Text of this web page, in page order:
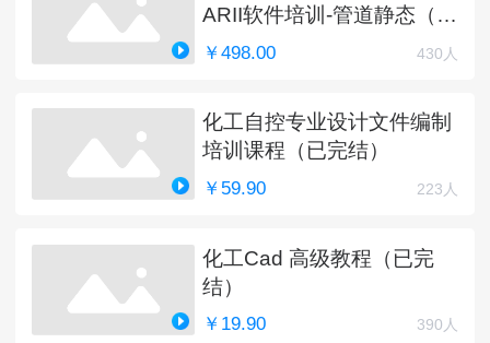
ARII软件培训-管道静态（完
结）
￥498.00 430人
化工自控专业设计文件编制
培训课程（已完结）
￥59.90 223人
化工Cad 高级教程（已完
结）
￥19.90 390人